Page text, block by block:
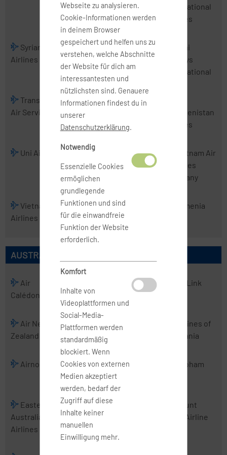
Airlines
International
Airlines
Syrian Arab
Airlines
Tajik Air
Thai
AirAsia
Thai
Airways
International
TransNusa
Air Services
Tri-MG Intra
Asia Airlines
Trigana Air
Turkmenistan
Airlines
Uni Air
Uzbekistan
Airways
VietJet Air
Vietnam Air
Services
Company
Vietnam
Airlines
Wings
Abadi Airlines
Xpressair Yemenia
AUSTRALISCHE AIRLINES
Air
Calédonie
Chathams
Air Kiribati Air Link
Air New
Zealand
Air Vanuatu
Airlines of
Tasmania
Airnorth Airwork
Alliance
Airlines
Cobham
Eastern
Australia
Airlines
Fiji Airways
Mount
Cook Airline
Webseite zu analysieren.
Cookie-Informationen werden
in deinem Browser
gespeichert und helfen uns zu
verstehen, welche Abschnitte
der Website für dich am
interessantesten und
nützlichsten sind. Genauere
Informationen findest du in
unserer
Datenschutzerklärung.
Notwendig
Essenzielle Cookies
ermöglichen
grundlegende
Funktionen und sind
für die einwandfreie
Funktion der Website
erforderlich.
Komfort
Inhalte von
Videoplattformen und
Social-Media-
Plattformen werden
standardmäßig
blockiert. Wenn
Cookies von externen
Medien akzeptiert
werden, bedarf der
Zugriff auf diese
Inhalte keiner
manuellen
Einwilligung mehr.